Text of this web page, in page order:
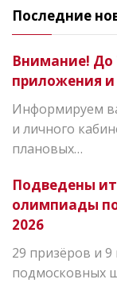
Последние
Внимание! До
приложения и
Информируем
и личного
плановых…
Подведены
олимпиады
2026
29 призёров и
подмосковных